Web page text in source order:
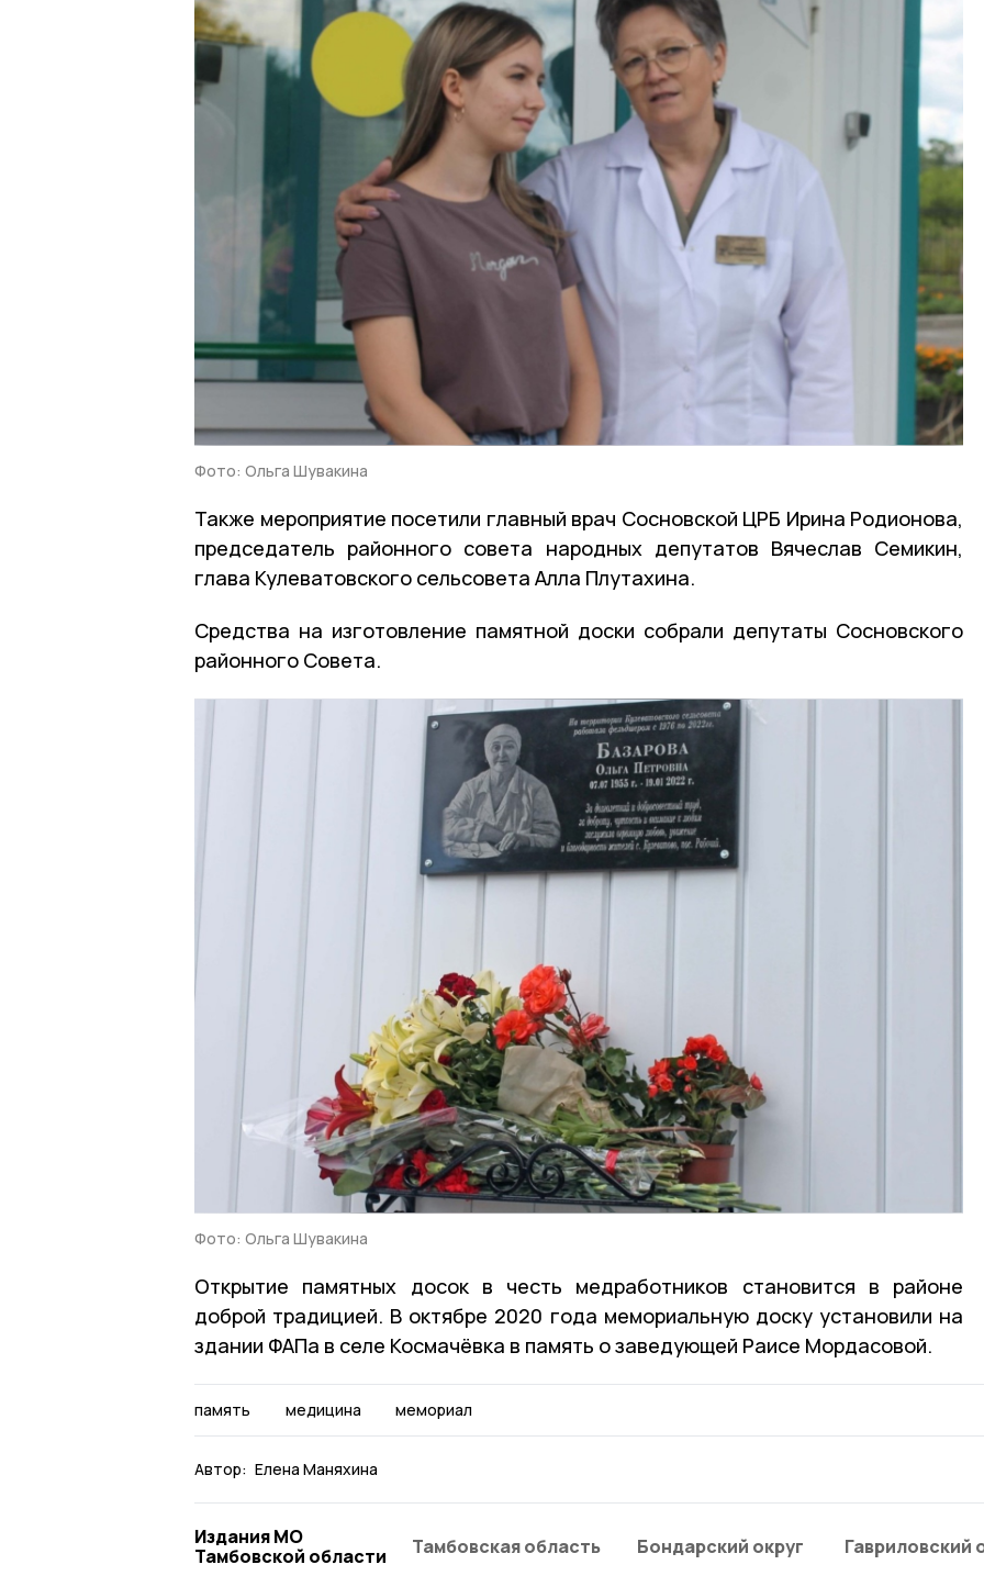
Фото: Ольга Шувакина
Также мероприятие посетили главный врач Сосновской ЦРБ Ирина Родионова,
председатель районного совета народных депутатов Вячеслав Семикин,
глава Кулеватовского сельсовета Алла Плутахина.
Средства на изготовление памятной доски собрали депутаты Сосновского
районного Совета.
Фото: Ольга Шувакина
Открытие памятных досок в честь медработников становится в районе
доброй традицией. В октябре 2020 года мемориальную доску установили на
здании ФАПа в селе Космачёвка в память о заведующей Раисе Мордасовой.
память медицина мемориал
Автор: Елена Маняхина
Издания МО
Тамбовской области
Тамбовская область Бондарский округ Гавриловский